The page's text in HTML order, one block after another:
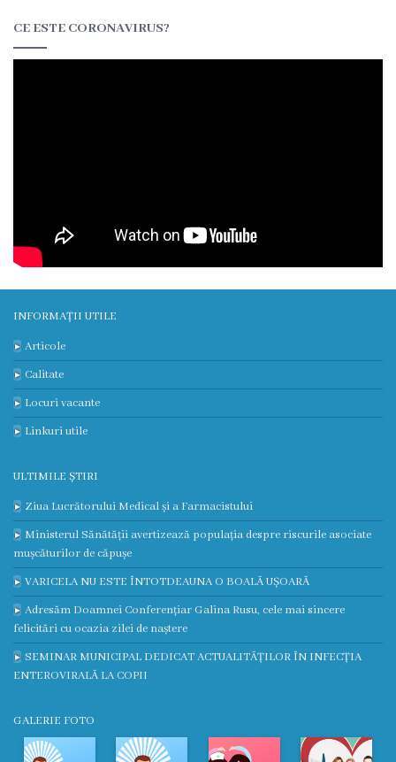
Contract
colectiv
Declarații
răspundere
managerială
Medicilor
Protocoale
naționale
Informație
medicală
utilă
Publicații
proprii
Clinica
universitară
CE ESTE CORONAVIRUS?
INFORMAȚII UTILE
Articole
Calitate
Locuri vacante
Linkuri utile
ULTIMILE ȘTIRI
Ziua Lucrătorului Medical și a Farmacistului
Ministerul Sănătății avertizează populația despre riscurile asociate
mușcăturilor de căpușe
VARICELA NU ESTE ÎNTOTDEAUNA O BOALĂ UȘOARĂ
Adresăm Doamnei Conferențiar Galina Rusu, cele mai sincere
felicitări cu ocazia zilei de naștere
SEMINAR MUNICIPAL DEDICAT ACTUALITĂȚILOR ÎN INFECȚIA
ENTEROVIRALĂ LA COPII
GALERIE FOTO